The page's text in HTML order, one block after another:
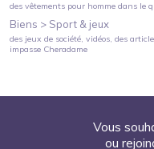
des vêtements pour homme dans le
Biens > Sport & jeux
des jeux de société, vidéos, des
impasse Cheradame
Vous
ou